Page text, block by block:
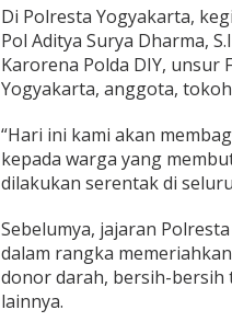
o
y
a
k
r
a
G
l
a
r
B
a
Di Polresta Yogyakarta,
Pol Aditya Surya Dharma,
Karorena Polda DIY, unsur
Yogyakarta, anggota,
“Hari ini kami akan
kepada warga yang
dilakukan serentak di
Sebelumya, jajaran
dalam rangka
donor darah, bersih-bersih
lainnya.